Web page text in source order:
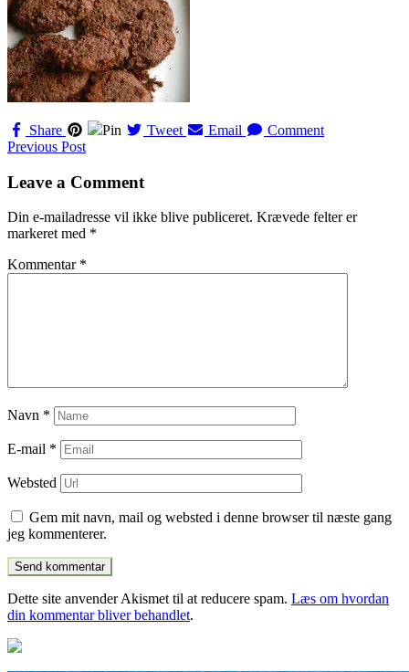
Share Pin Tweet Email Comment
Navigation
til
Previous Post
Leave a Comment
Din e-mailadresse vil ikke blive publiceret. Krævede felter er
markeret med *
Kommentar *
Navn *
E-mail *
Websted
Gem mit navn, mail og websted i denne browser til næste gang
jeg kommenterer.
Dette site anvender Akismet til at reducere spam. Læs om hvordan
din kommentar bliver behandlet.